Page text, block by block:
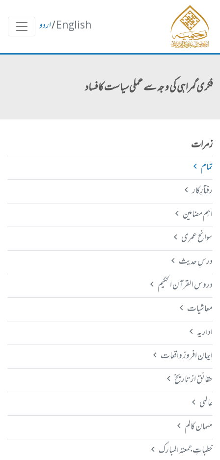
English
/اردو
فکری گمراہی کی و جہ سے عملی سیاست کا فساد
زمرات
تمام
رفتارِکار
اہم مضامین
سوانح عمری
درسِ حدیث
دروس القرآن الحکیم
معاشیات
اداریہ
ایمان افروز واقعات
حقائق از تاریخ
عالمی
مہمان کالم
خطباتِ جمعتہ المبارک